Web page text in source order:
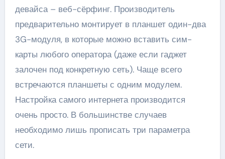
девайса – веб-сёрфинг. Производитель
предварительно монтирует в планшет один-два
3G-модуля, в которые можно вставить сим-
карты любого оператора (даже если гаджет
залочен под конкретную сеть). Чаще всего
встречаются планшеты с одним модулем.
Настройка самого интернета производится
очень просто. В большинстве случаев
необходимо лишь прописать три параметра
сети.